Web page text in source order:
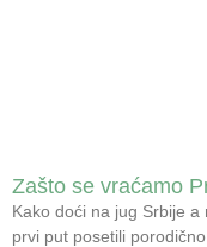
Zašto se vraćamo
Kako doći na jug Srbije
prvi put posetili porodično